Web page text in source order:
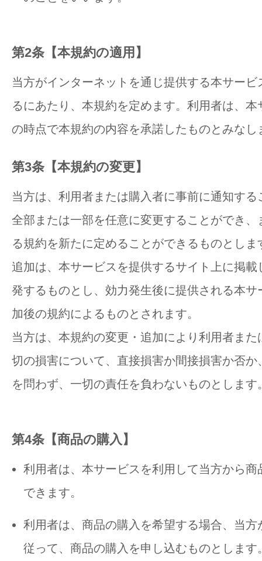
第2条【本規約の適用】
当方がインターネットを通じ提供する本サー
るにあたり、本規約を定めます。利用者は、
の時点で本規約の内容を承諾したものとみなし
第3条【本規約の変更】
当方は、利用者または購入者に事前に通知す
全部または一部を任意に変更することができ、
る規約を新たに定めることができるものとし
追加は、本サービスを提供するサイト上に掲載
発するものとし、効力発生後に提供される本サ
加後の規約によるものとされます。
当方は、本規約の変更・追加により利用者ま
切の損害について、直接損害か間接損害か否か
を問わず、一切の責任を負わないものとします
第4条【商品の購入】
利用者は、本サービスを利用して当方から商
できます。
利用者は、商品の購入を希望する場合、当方
従って、商品の購入を申し込むものとします